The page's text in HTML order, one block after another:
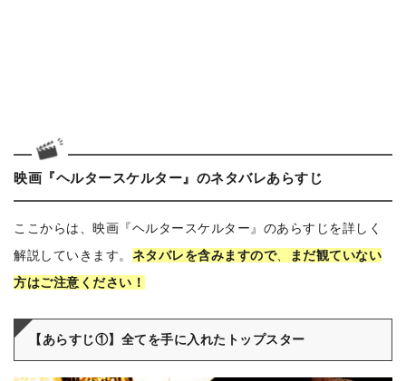
映画『ヘルタースケルター』のネタバレあらすじ
ここからは、映画『ヘルタースケルター』のあらすじを詳しく
解説していきます。 ネタバレを含みますので、
まだ観ていない
方はご注意ください！
【あらすじ①】全てを手に入れたトップスター